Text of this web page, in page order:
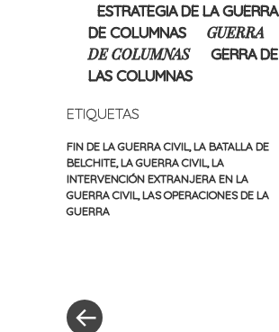
ESTRATEGIA DE LA GUERRA
DE COLUMNAS
GUERRA
DE COLUMNAS
GERRA DE
LAS COLUMNAS
ETIQUETAS
FIN DE LA GUERRA CIVIL LA BATALLA DE
BELCHITE LA GUERRA CIVIL LA
INTERVENCIÓN EXTRANJERA EN LA
GUERRA CIVIL LAS OPERACIONES DE LA
GUERRA
entradas